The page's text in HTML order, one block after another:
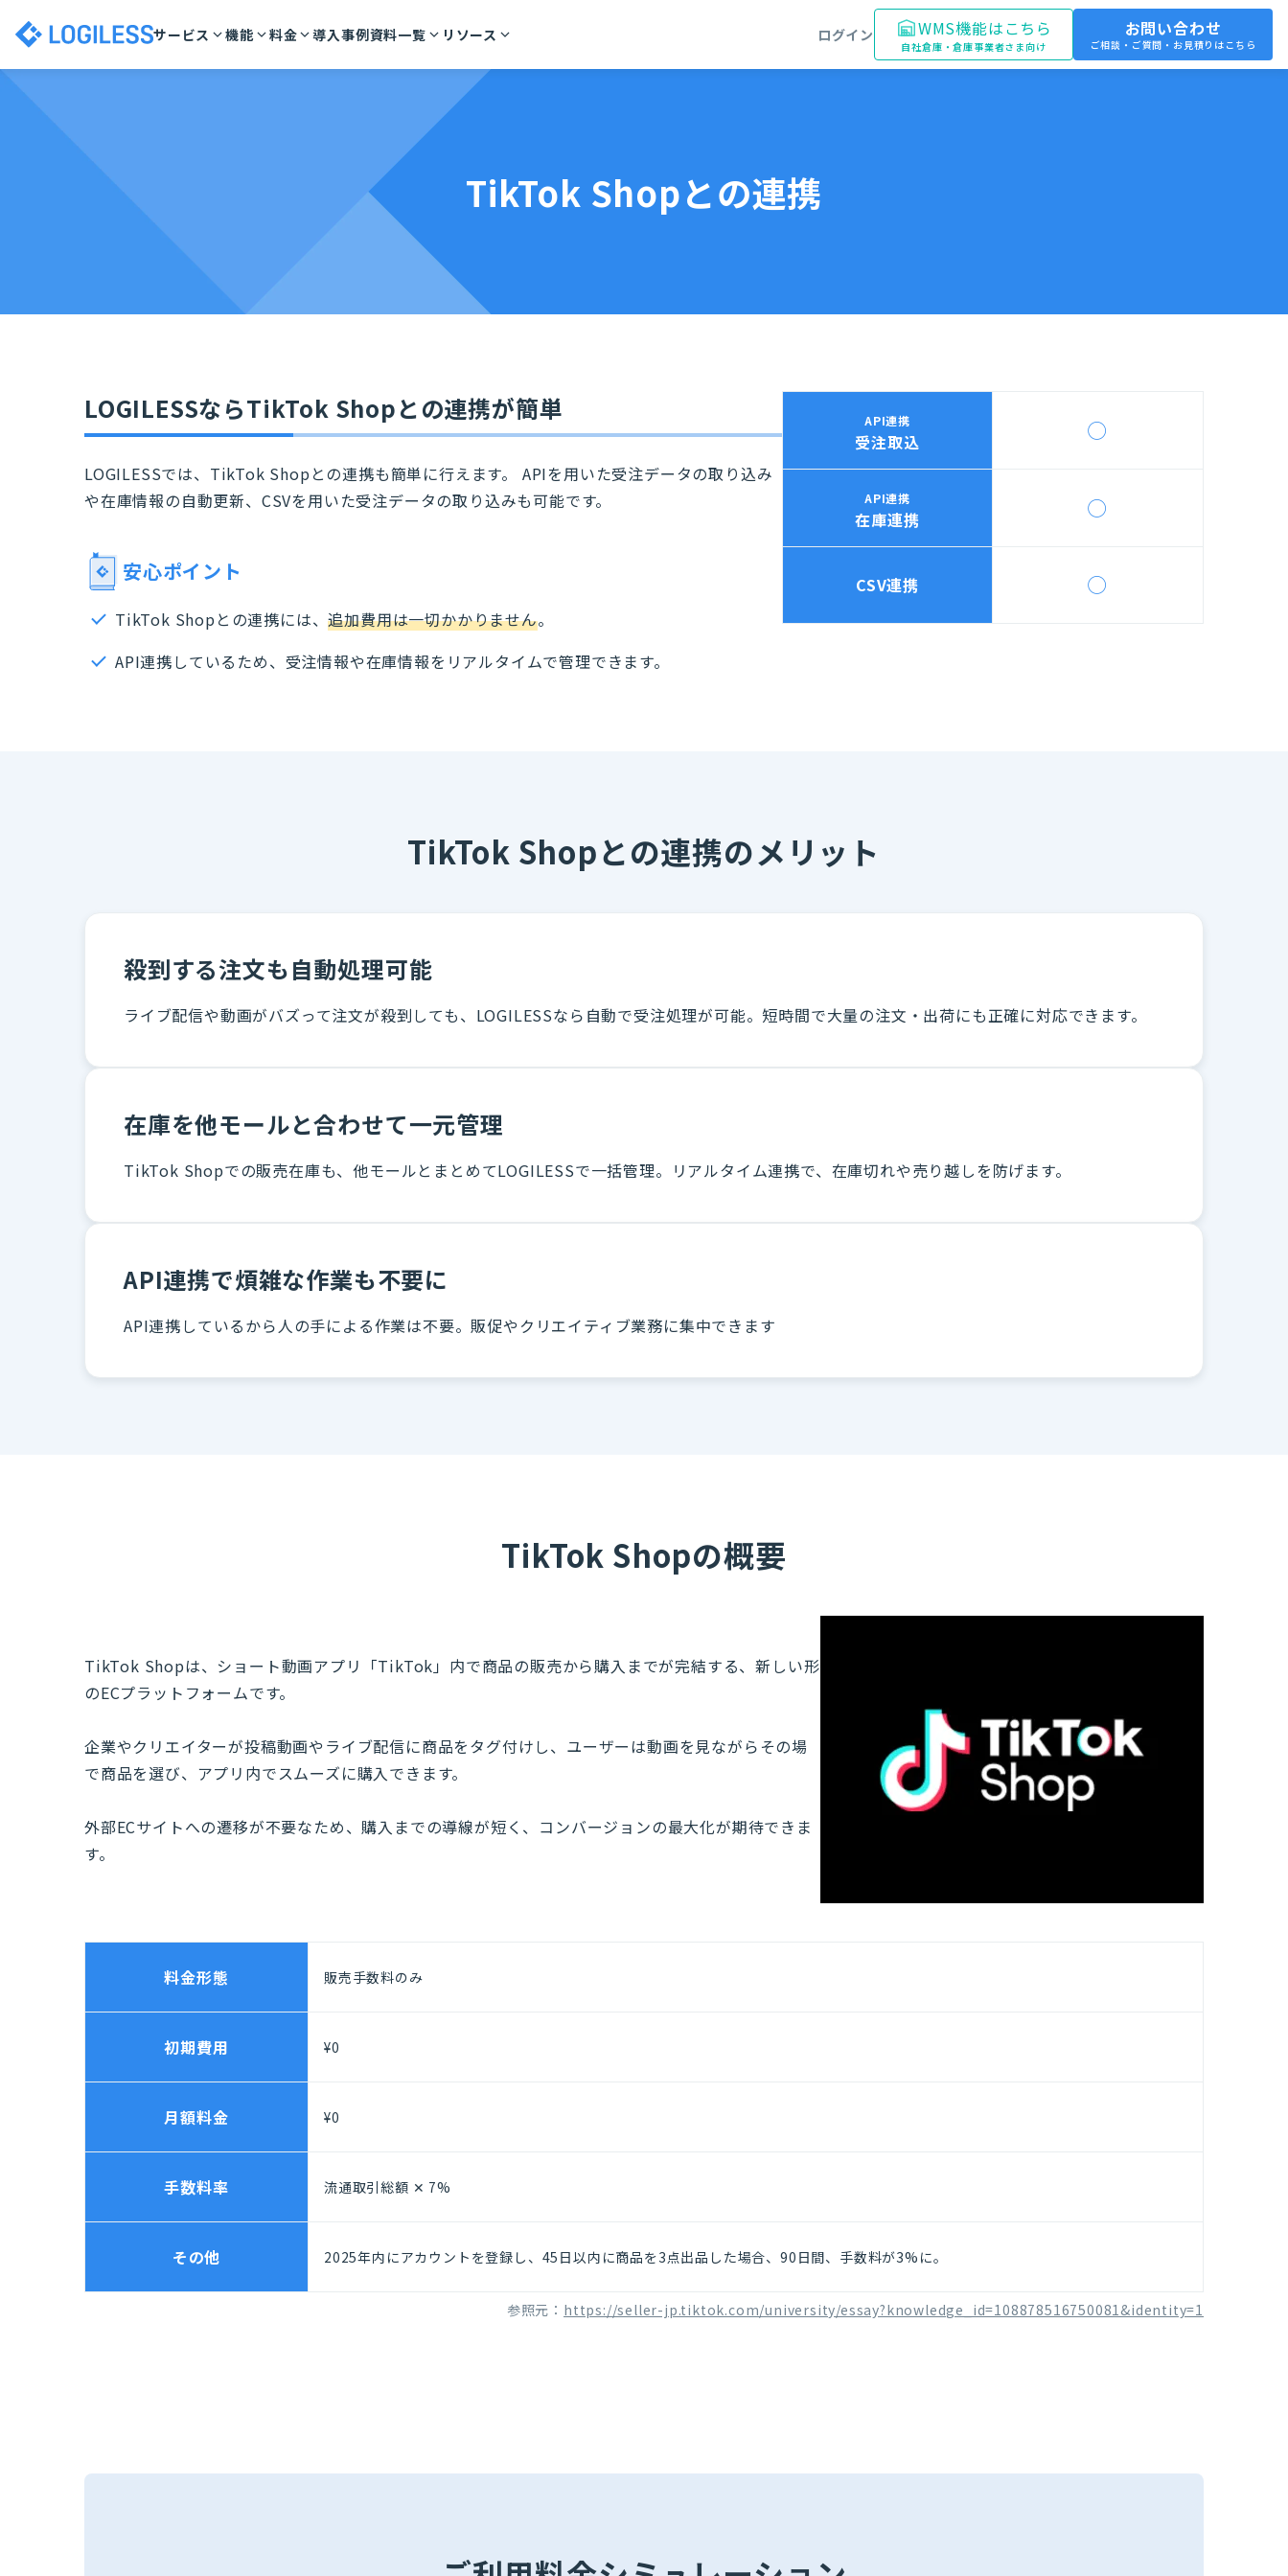
サービス 機能 料金 導入事例資料一覧 リソース ログイン WMS機能はこちら
自社倉庫・倉庫事業者さま向け
お問い合わせ
ご相談・ご質問・お見積りはこちら
TikTok Shopとの連携
LOGILESSならTikTok Shopとの連携が簡単
LOGILESSでは、TikTok Shopとの連携も簡単に行えます。 APIを用いた受注データの取り込み
や在庫情報の自動更新、CSVを用いた受注データの取り込みも可能です。
安心ポイント
TikTok Shopとの連携には、追加費用は一切かかりません。
API連携しているため、受注情報や在庫情報をリアルタイムで管理できます。
API連携
受注取込 ◯
API連携
在庫連携 ◯
CSV連携 ◯
TikTok Shopとの連携のメリット
殺到する注文も自動処理可能
ライブ配信や動画がバズって注文が殺到しても、LOGILESSなら自動で受注処理が可能。短時間で大量の注文・出荷にも正確に対応できます。
在庫を他モールと合わせて一元管理
TikTok Shopでの販売在庫も、他モールとまとめてLOGILESSで一括管理。リアルタイム連携で、在庫切れや売り越しを防げます。
API連携で煩雑な作業も不要に
API連携しているから人の手による作業は不要。販促やクリエイティブ業務に集中できます
TikTok Shopの概要
TikTok Shopは、ショート動画アプリ「TikTok」内で商品の販売から購入までが完結する、新しい形
のECプラットフォームです。
企業やクリエイターが投稿動画やライブ配信に商品をタグ付けし、ユーザーは動画を見ながらその場
で商品を選び、アプリ内でスムーズに購入できます。
外部ECサイトへの遷移が不要なため、購入までの導線が短く、コンバージョンの最大化が期待できま
す。
料金形態 販売手数料のみ
初期費用 ¥0
月額料金 ¥0
手数料率 流通取引総額 ✕ 7%
その他 2025年内にアカウントを登録し、45日以内に商品を3点出品した場合、90日間、手数料が3%に。
参照元： https://seller-jp.tiktok.com/university/essay?knowledge_id=108878516750081&identity=1